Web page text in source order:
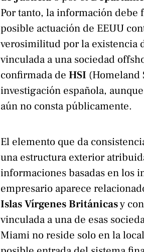
Por tanto, la información debe
posible actuación de EEUU
verosimilitud por la existencia
vinculada a una sociedad
confirmada deHSI (Homeland
investigación española,
aún no consta públicamente.
El elemento que da
una estructura exterior
informaciones basadas en los
empresario aparece
Islas Vírgenes Británicasy
vinculada a una de esas
Miami no reside solo en la